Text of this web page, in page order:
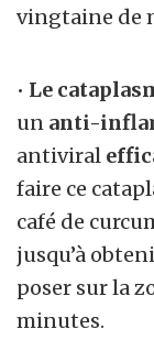
vingtaine de
• Le
un anti-
antiviral
faire ce
café de
jusqu’à
poser sur la
minutes.